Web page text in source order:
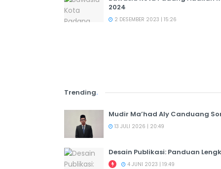
2024
2 DESEMBER 2023 | 15:26
Trending.
Mudir Ma’had Aly Canduang
13 JULI 2026 | 20:49
Desain Publikasi: Panduan
4 JUNI 2023 | 19:49